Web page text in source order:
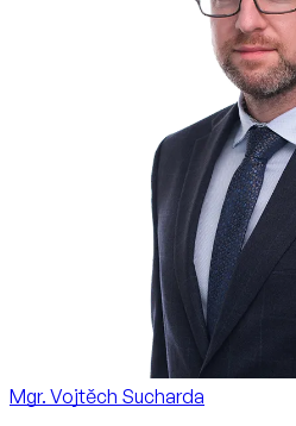
Mgr. Vojtěch Sucharda